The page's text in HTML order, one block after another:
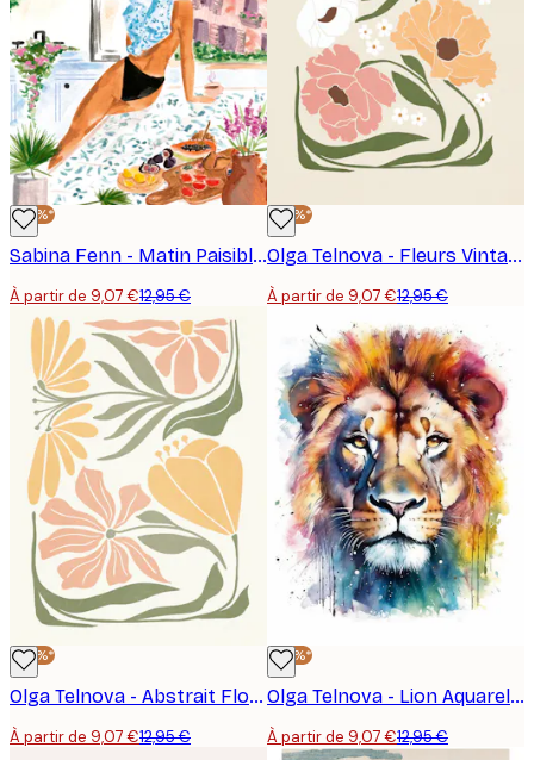
-30%*
Sabina Fenn - Matin Paisible Poster
À partir de 9,07 €12,95 €
-30%*
Olga Telnova - Fleurs Vintage Poster
À partir de 9,07 €12,95 €
-30%*
Olga Telnova - Abstrait Floral Poster
À partir de 9,07 €12,95 €
-30%*
Olga Telnova - Lion Aquarelle Poster
À partir de 9,07 €12,95 €